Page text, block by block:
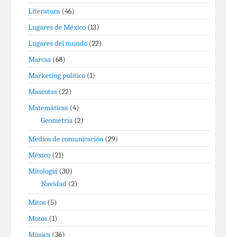
Literatura (46)
Lugares de México (13)
Lugares del mundo (22)
Marcas (68)
Marketing político (1)
Mascotas (22)
Matemáticas (4)
Geometría (2)
Medios de comunicación (29)
México (21)
Mitología (30)
Navidad (2)
Mitos (5)
Motos (1)
Música (36)